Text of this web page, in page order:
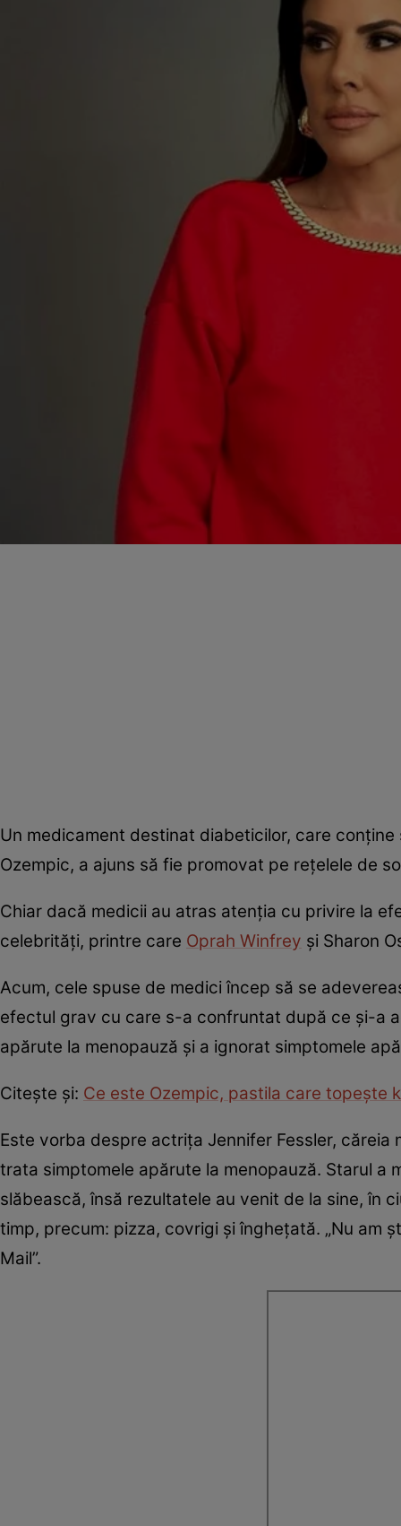
Un medicament destinat diabeticilor, care
Ozempic, a ajuns să fie promovat pe rețelele de
Chiar dacă medicii au atras atenția cu privire la
celebrități, printre care Oprah Winfrey și Sharon
Acum, cele spuse de medici încep să se
efectul grav cu care s-a confruntat după ce și-a
apărute la menopauză și a ignorat simptomele
Citește și: Ce este Ozempic, pastila care topește
Este vorba despre actrița Jennifer Fessler,
trata simptomele apărute la menopauză. Starul
slăbească, însă rezultatele au venit de la sine, în
timp, precum: pizza, covrigi și înghețată. „Nu am
Mail”.